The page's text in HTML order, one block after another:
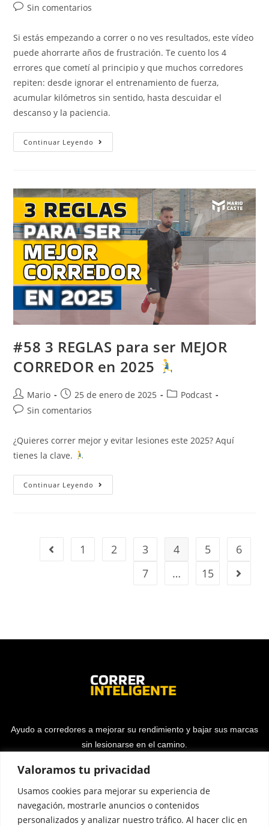
Valoramos tu privacidad
Usamos cookies para mejorar su experiencia de
navegación, mostrarle anuncios o contenidos
personalizados y analizar nuestro tráfico. Al hacer clic en
Sin comentarios
Si estás empezando a correr o no ves resultados, este vídeo
puede ahorrarte años de frustración. Te cuento los 4
errores que cometí al principio y que muchos corredores
repiten: desde ignorar el entrenamiento de fuerza,
acumular kilómetros sin sentido, hasta descuidar el
descanso y la paciencia.
Continuar Leyendo
#58 3 REGLAS para ser MEJOR
CORREDOR en 2025
Mario 25 de enero de 2025
Podcast
Sin comentarios
¿Quieres correr mejor y evitar lesiones este 2025? Aquí
tienes la clave.
Continuar Leyendo
1 2 3 4 5
6
7
… 15
Ayudo a corredores a mejorar su rendimiento y bajar sus marcas
sin lesionarse en el camino.